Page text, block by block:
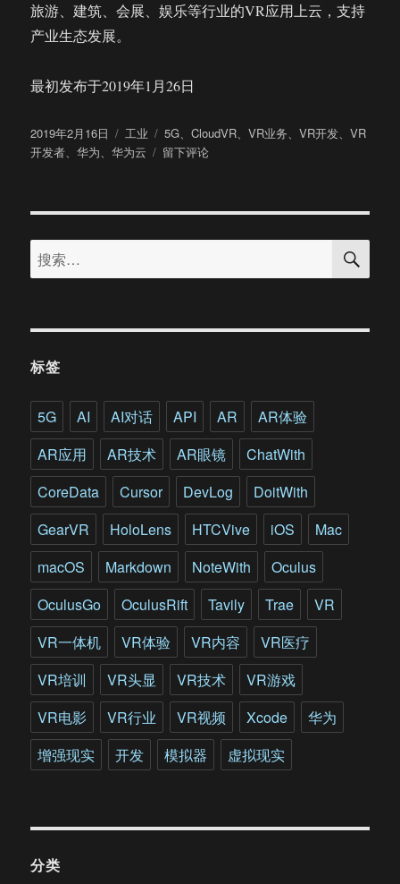
旅游、建筑、会展、娱乐等行业的VR应用上云，支持
产业生态发展。
最初发布于2019年1月26日
发
布
2019年2月16日
分
类
工业
标
签
5G、CloudVR、VR业务、VR开发、VR
开发者、华为、华为云
于
正
发
华
推
开
发
者
扶
持
计
划
留下评论
搜
索：
搜
标签
5G AI AI对话 API AR
AR体验
AR应用
AR技术 AR眼镜
ChatWith
CoreData
Cursor DevLog
DoitWith
GearVR
HoloLens HTCVive iOS
Mac
macOS
Markdown NoteWith
Oculus
OculusGo
OculusRift Tavily Trae
VR
VR一体机
VR体验 VR内容
VR医疗
VR培训
VR头显 VR技术
VR游戏
VR电影
VR行业 VR视频 Xcode
华为
增强现实
开发 模拟器 虚拟现实
分类